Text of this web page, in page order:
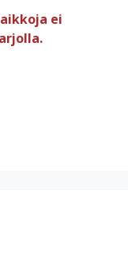
ei